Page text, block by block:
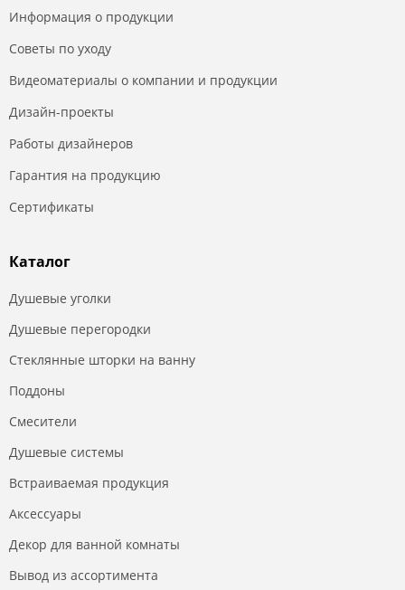
Информация о продукции
Советы по уходу
Видеоматериалы о компании и продукции
Дизайн-проекты
Работы дизайнеров
Гарантия на продукцию
Сертификаты
Каталог
Душевые уголки
Душевые перегородки
Стеклянные шторки на ванну
Поддоны
Смесители
Душевые системы
Встраиваемая продукция
Аксессуары
Декор для ванной комнаты
Вывод из ассортимента